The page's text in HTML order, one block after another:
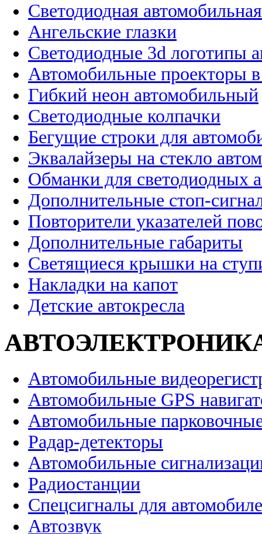
Светодиодная
Ангельские глазки
Светодиодные 3d логотипы
Автомобильные проекторы
Гибкий неон автомобильный
Светодиодные колпачки
Бегущие строки для
Эквалайзеры на стекло
Обманки для светодиодных
Дополнительные стоп-
Повторители указателей
Дополнительные габариты
Светящиеся крышки на
Накладки на капот
Детские автокресла
Автомобильные
Автомобильные GPS
Автомобильные
Радар-детекторы
Автомобильные
Радиостанции
Спецсигналы для
Автозвук